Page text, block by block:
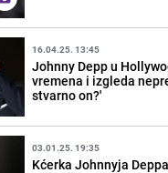
16.04.25. 13:45
Johnny Depp u
vremena i izgleda
stvarno on?'
03.01.25. 19:35
Kćerka Johnnyja